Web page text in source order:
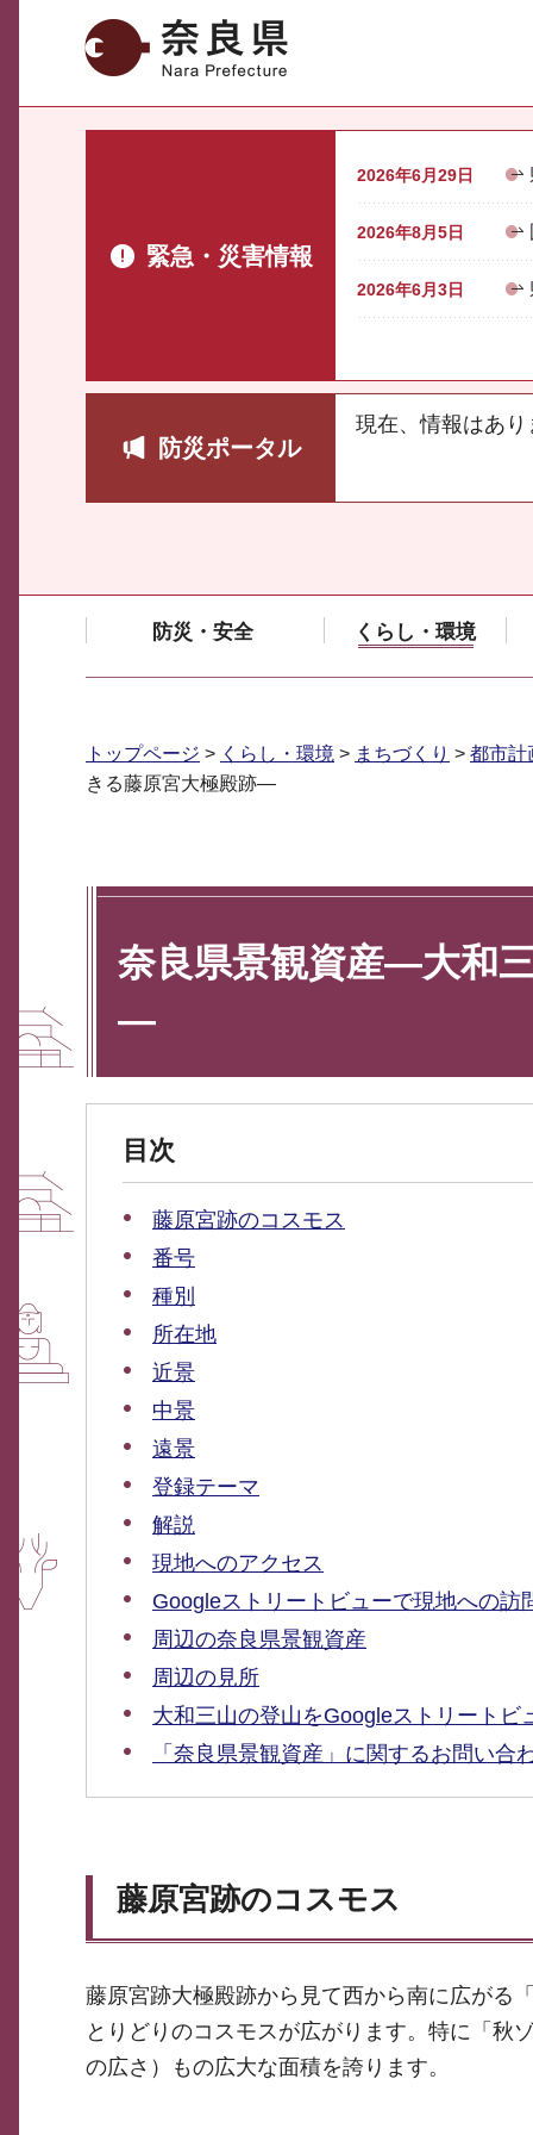
奈良県
緊急・災害情報
2026年6月29日
2026年8月5日
2026年6月3日
防災ポータル
現在、情報はあり
防災・安全 くらし・環境
トップページ > くらし・環境 > まちづくり > 都市計
きる藤原宮大極殿跡―
奈良県景観資産―大和
―
目次
藤原宮跡のコスモス
番号
種別
所在地
近景
中景
遠景
登録テーマ
解説
現地へのアクセス
Googleストリートビューで現地への訪
周辺の奈良県景観資産
周辺の見所
大和三山の登山をGoogleストリートビ
「奈良県景観資産」に関するお問い合
藤原宮跡のコスモス
藤原宮跡大極殿跡から見て西から南に広がる
とりどりのコスモスが広がります。特に「秋
の広さ）もの広大な面積を誇ります。